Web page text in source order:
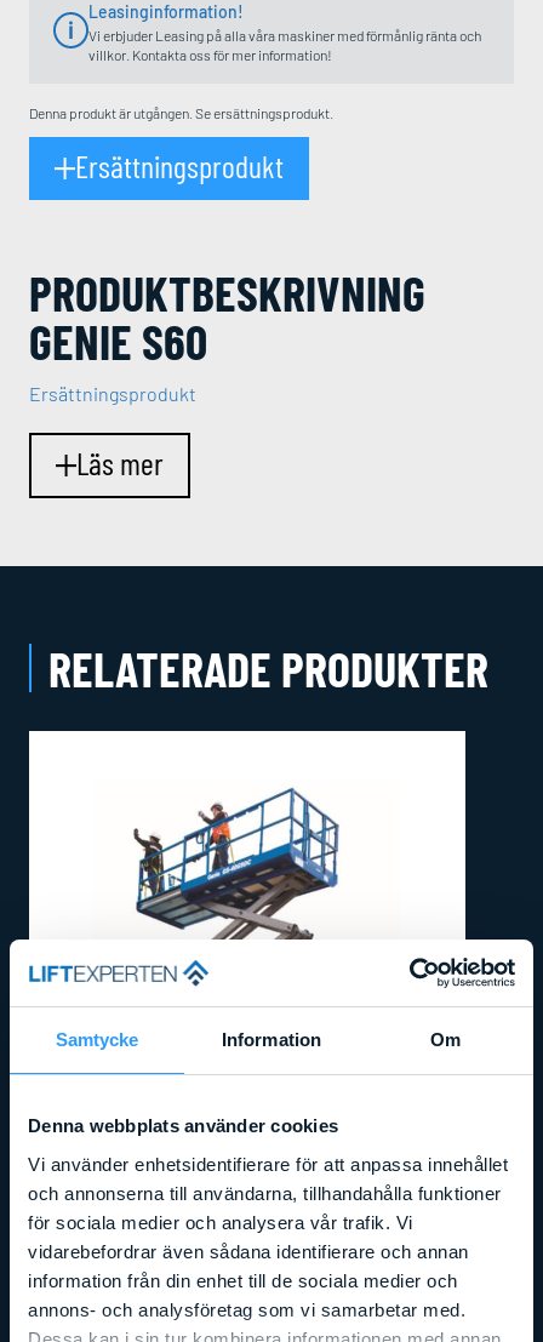
Samtycke Information Om
Denna webbplats använder cookies
Vi använder enhetsidentifierare för att anpassa innehållet
och annonserna till användarna, tillhandahålla funktioner
för sociala medier och analysera vår trafik. Vi
vidarebefordrar även sådana identifierare och annan
information från din enhet till de sociala medier och
annons- och analysföretag som vi samarbetar med.
Leasinginformation!
Vi erbjuder Leasing på alla våra maskiner med förmånlig ränta och
villkor. Kontakta oss för mer information!
Denna produkt är utgången. Se ersättningsprodukt.
Ersättningsprodukt
PRODUKT­BESKRIVNING
GENIE S60
Ersättningsprodukt
Läs mer
RELATERADE PRODUKTER
GENIE 4069 BE (HYBRID)